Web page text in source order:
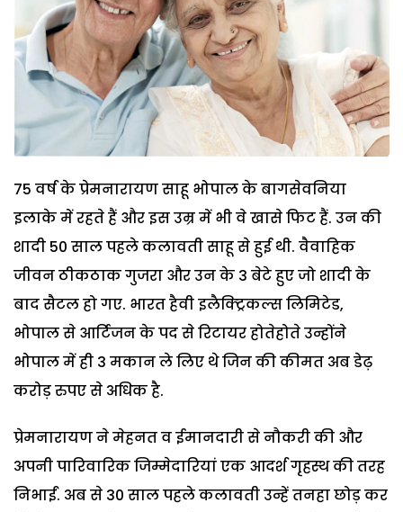
75 वर्ष के प्रेमनारायण साहू भोपाल के बागसेवनिया
इलाके में रहते हैं और इस उम्र में भी वे खासे फिट हैं. उन की
शादी 50 साल पहले कलावती साहू से हुई थी. वैवाहिक
जीवन ठीकठाक गुजरा और उन के 3 बेटे हुए जो शादी के
बाद सैटल हो गए. भारत हैवी इलैक्ट्रिकल्स लिमिटेड,
भोपाल से आर्टिजन के पद से रिटायर होतेहोते उन्होंने
भोपाल में ही 3 मकान ले लिए थे जिन की कीमत अब डेढ़
करोड़ रुपए से अधिक है.
प्रेमनारायण ने मेहनत व ईमानदारी से नौकरी की और
अपनी पारिवारिक जिम्मेदारियां एक आदर्श गृहस्थ की तरह
निभाईं. अब से 30 साल पहले कलावती उन्हें तनहा छोड़ कर